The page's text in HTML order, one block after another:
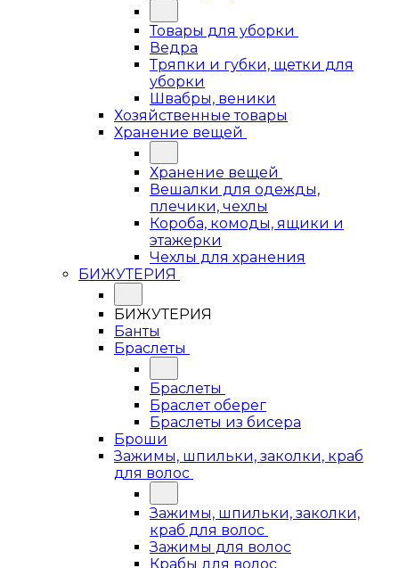
Товары для уборки
Ведра
Тряпки и губки, щетки для
уборки
Швабры, веники
Хозяйственные товары
Хранение вещей
Хранение вещей
Вешалки для одежды,
плечики, чехлы
Короба, комоды, ящики и
этажерки
Чехлы для хранения
БИЖУТЕРИЯ
БИЖУТЕРИЯ
Банты
Браслеты
Браслеты
Браслет оберег
Браслеты из бисера
Броши
Зажимы, шпильки, заколки, краб
для волос
Зажимы, шпильки, заколки,
краб для волос
Зажимы для волос
Крабы для волос